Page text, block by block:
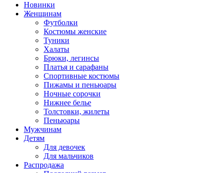
Новинки
Женщинам
Футболки
Костюмы женские
Туники
Халаты
Брюки, легинсы
Платья и сарафаны
Спортивные костюмы
Пижамы и пеньюары
Ночные сорочки
Нижнее белье
Толстовки, жилеты
Пеньюары
Мужчинам
Детям
Для девочек
Для мальчиков
Распродажа